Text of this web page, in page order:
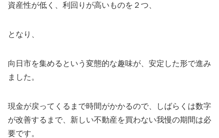
資産性が低く、利回りが高いものを２つ、
となり、
向日市を集めるという変態的な趣味が、安定した形で進み
ました。
現金が戻ってくるまで時間がかかるので、しばらくは数字
が改善するまで、新しい不動産を買わない我慢の期間は必
要です。